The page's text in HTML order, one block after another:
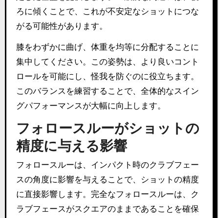
ろに傾くことで、これが不安定なショットにつな
がる可能性があります。
膝をわずかに曲げ、体重を均等に分配することに
集中してください。この姿勢は、より良いコント
ロールを可能にし、怪我を防ぐのに役立ちます。
このバランスを練習することで、全体的なスイン
グパフォーマンスが大幅に向上します。
フォロースルーがショットの
精度に与える影響
フォロースルーは、インパクト時のクラブフェー
スの角度に影響を与えることで、ショットの精度
に直接影響します。完全なフォロースルーは、ク
ラブフェースがスクエアのままであることを確保